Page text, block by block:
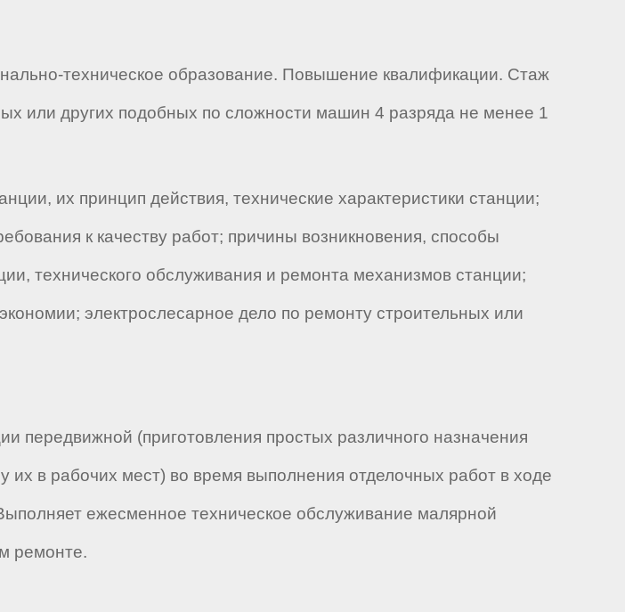
техническое образование. Повышение квалификации. Стаж
или других подобных по сложности машин 4 разряда не менее 1
их принцип действия, технические характеристики станции;
к качеству работ; причины возникновения, способы
технического обслуживания и ремонта механизмов станции;
электрослесарное дело по ремонту строительных или
передвижной (приготовления простых различного назначения
в рабочих мест) во время выполнения отделочных работ в ходе
ежесменное техническое обслуживание малярной
ремонте.